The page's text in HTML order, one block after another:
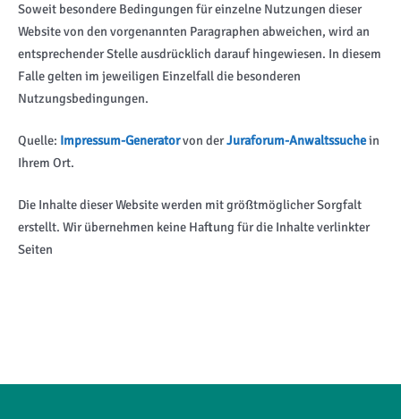
Soweit besondere Bedingungen für einzelne Nutzungen dieser
Website von den vorgenannten Paragraphen abweichen, wird an
entsprechender Stelle ausdrücklich darauf hingewiesen. In diesem
Falle gelten im jeweiligen Einzelfall die besonderen
Nutzungsbedingungen.
Quelle: Impressum-Generatorvon derJuraforum-Anwaltssuchein
Ihrem Ort.
Die Inhalte dieser Website werden mit größtmöglicher Sorgfalt
erstellt. Wir übernehmen keine Haftung für die Inhalte verlinkter
Seiten